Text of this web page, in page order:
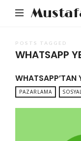
POSTS TAGGED
WHATSAPP
WHATSAPP’TAN
PAZARLAMA